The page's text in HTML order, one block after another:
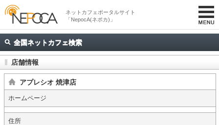
ネットカフェポータルサイト
「NepocA(ネポカ)」
全国ネットカフェ検索
店舗情報
アプレシオ 焼津店
ホームページ
住所